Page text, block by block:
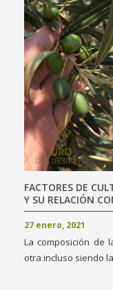
FACTORES DE
Y SU RELACIÓN
27 enero, 2021
La composición de
otra incluso siendo